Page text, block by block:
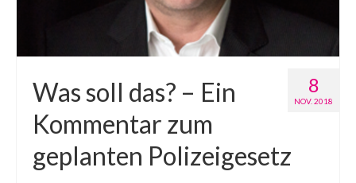
8
NOV. 2018
Was soll das? – Ein
Kommentar zum
geplanten Polizeigesetz